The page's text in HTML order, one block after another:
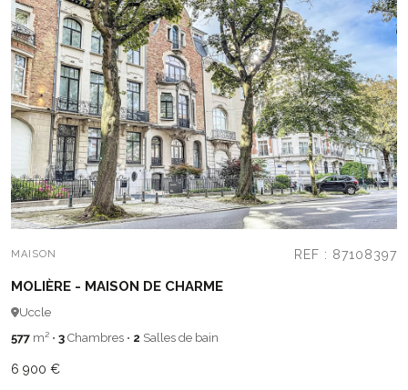
MAISON REF : 87108397
MOLIÈRE - MAISON DE CHARME
Uccle
577 m² • 3 Chambres • 2 Salles de bain
6 900 €